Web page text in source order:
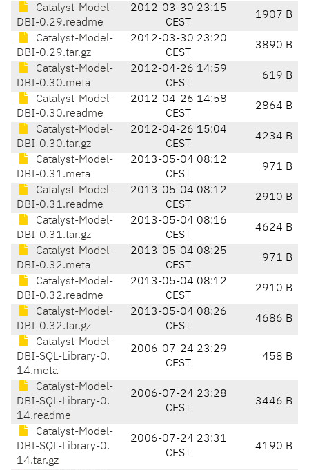
Catalyst-Model-
DBI-0.29.readme
2012-03-30 23:15
CEST
1907 B
Catalyst-Model-
DBI-0.29.tar.gz
2012-03-30 23:20
CEST
3890 B
Catalyst-Model-
DBI-0.30.meta
2012-04-26 14:59
CEST
619 B
Catalyst-Model-
DBI-0.30.readme
2012-04-26 14:58
CEST
2864 B
Catalyst-Model-
DBI-0.30.tar.gz
2012-04-26 15:04
CEST
4234 B
Catalyst-Model-
DBI-0.31.meta
2013-05-04 08:12
CEST
971 B
Catalyst-Model-
DBI-0.31.readme
2013-05-04 08:12
CEST
2910 B
Catalyst-Model-
DBI-0.31.tar.gz
2013-05-04 08:16
CEST
4624 B
Catalyst-Model-
DBI-0.32.meta
2013-05-04 08:25
CEST
971 B
Catalyst-Model-
DBI-0.32.readme
2013-05-04 08:12
CEST
2910 B
Catalyst-Model-
DBI-0.32.tar.gz
2013-05-04 08:26
CEST
4686 B
Catalyst-Model-
DBI-SQL-Library-0.
14.meta
2006-07-24 23:29
CEST
458 B
Catalyst-Model-
DBI-SQL-Library-0.
14.readme
2006-07-24 23:28
CEST
3446 B
Catalyst-Model-
DBI-SQL-Library-0.
14.tar.gz
2006-07-24 23:31
CEST
4190 B